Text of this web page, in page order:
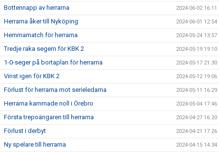
Bottennapp av herrarna 2024-06-02 16:11
Herrarna åker till Nyköping 2024-06-01 12:54
Hemmamatch för herrarna 2024-05-24 13:57
Tredje raka segern för KBK 2 2024-05-19 19:10
1-0-seger på bortaplan för herrarna 2024-05-17 21:30
Vinst igen för KBK 2 2024-05-12 19:06
Förlust för herrarna mot serieledarna 2024-05-11 16:29
Herrarna kammade noll i Örebro 2024-05-04 17:46
Första trepoängaren till herrarna 2024-04-27 16:20
Förlust i derbyt 2024-04-21 17:26
Ny spelare till herrarna 2024-04-15 14:34